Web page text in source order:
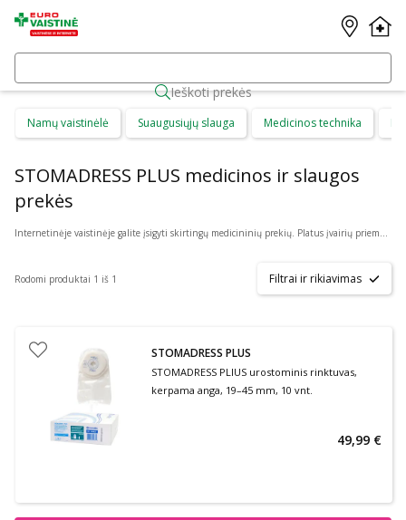
Ieškoti prekės
Namų vaistinėlė Suaugusiųjų slauga Medicinos technika
STOMADRESS PLUS medicinos ir slaugos
prekės
Internetinėje vaistinėje galite įsigyti skirtingų medicininių prekių. Platus įvairių priemonių ir technikos pasirinkimas leis visiems pirkėjams lengviau rasti tai, ko jie ieško. Šioje prekių kategorijoje yra daugybė skirtingų medicinos priemonių ir priedų, pradedant specialiais kremais ir pleistrais, baigiant kapsulėmis ar drėkinančiais akių lašais. Jeigu jums sunku apsispręsti, kurie produktai būtų geriausias ar tinkamiausias pasirinkimas, mūsų konsultantai gali jums patarti nuotoliniu būdu: internetu aktyviame pokalbio lange, el. paštu ar telefonu.
Rodomi produktai 1 iš 1 Filtrai ir rikiavimas
STOMADRESS PLUS
STOMADRESS PLIUS urostominis rinktuvas,
kerpama anga, 19–45 mm, 10 vnt.
49,99 €